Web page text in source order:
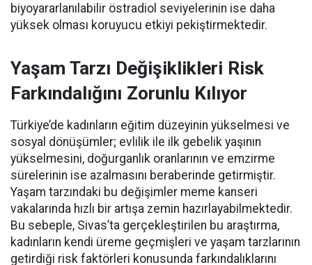
biyoyararlanılabilir östradiol seviyelerinin ise daha
yüksek olması koruyucu etkiyi pekiştirmektedir.
Yaşam Tarzı Değişiklikleri Risk
Farkındalığını Zorunlu Kılıyor
Türkiye’de kadınların eğitim düzeyinin yükselmesi ve
sosyal dönüşümler; evlilik ile ilk gebelik yaşının
yükselmesini, doğurganlık oranlarının ve emzirme
sürelerinin ise azalmasını beraberinde getirmiştir.
Yaşam tarzındaki bu değişimler meme kanseri
vakalarında hızlı bir artışa zemin hazırlayabilmektedir.
Bu sebeple, Sivas’ta gerçekleştirilen bu araştırma,
kadınların kendi üreme geçmişleri ve yaşam tarzlarının
getirdiği risk faktörleri konusunda farkındalıklarını